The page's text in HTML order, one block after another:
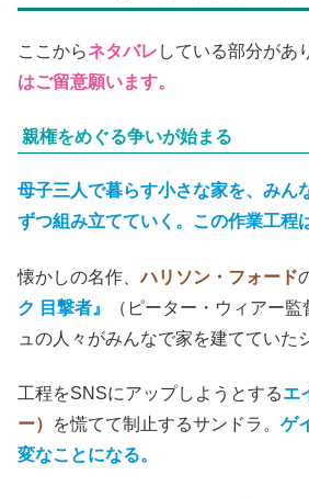
ここからネタバレ している部分があ
はご留意願います。
親権をめぐる争いが始まる
母子三人で暮らす小さな家を、みん
ずつ組み立てていく。この作業工程
懐かしの名作、ハリソン・フォード
ク 目撃者』
（ピーター・ウィアー
ュの人々がみんなで家を建てていた
工程をSNSにアップしようとするエ
ー）
を慌てて制止するサンドラ。 ゲ
変なことになる。